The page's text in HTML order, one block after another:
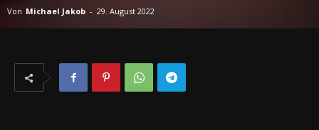
Von Michael Jakob - 29. August 2022